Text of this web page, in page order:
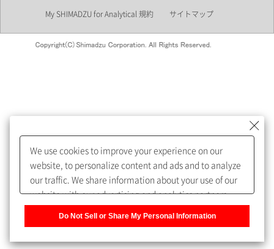
めします。
My SHIMADZU for Analyticalへ登録いただくと、技術情報や
取扱説明書・Webinarなどの閲覧ができます。
うになります。
My SHIMADZU for Analytical 規約 サイトマップ
We use cookies to improve your experience on our
website, to personalize content and ads and to analyze
our traffic. We share information about your use of our
website with our advertising and analytics partners,
Do Not Sell or Share My Personal Information